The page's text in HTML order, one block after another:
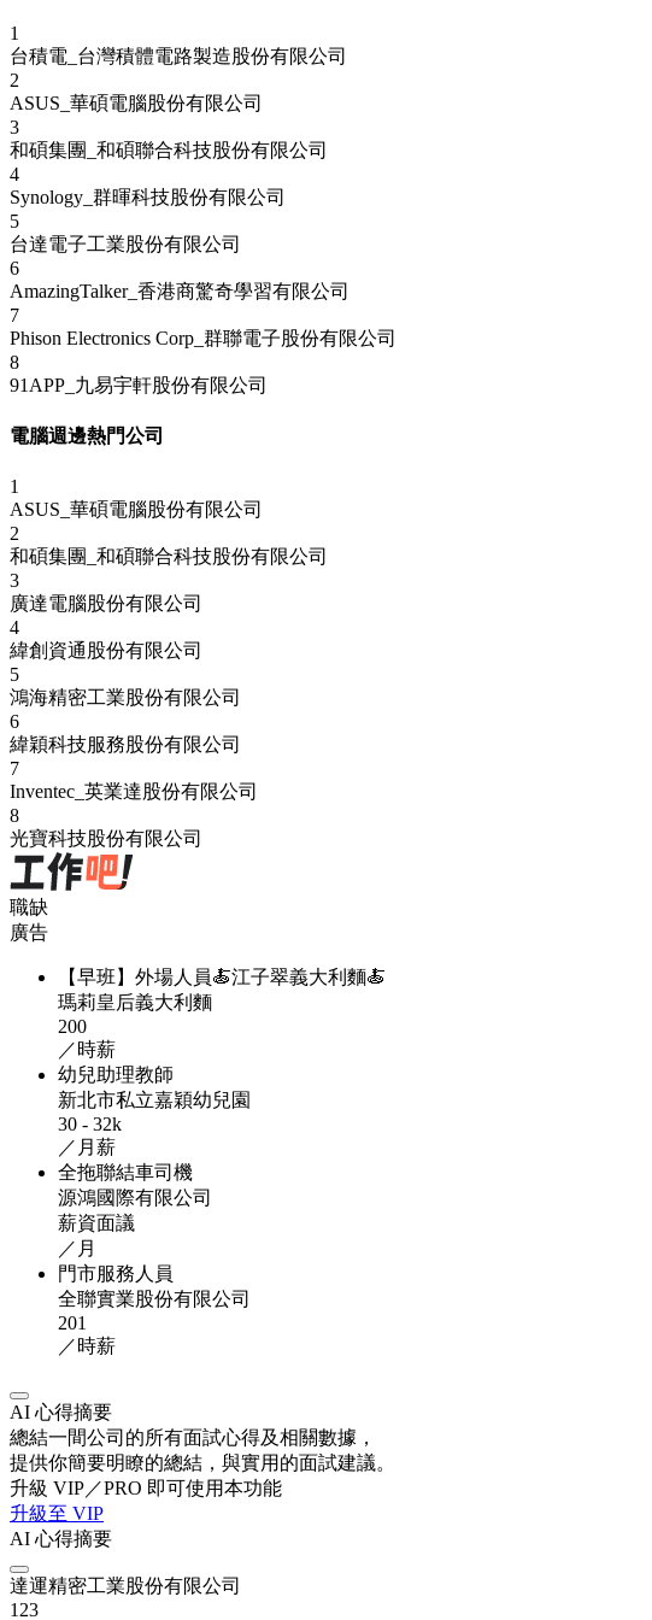
1
台積電_台灣積體電路製造股份有限公司
2
ASUS_華碩電腦股份有限公司
3
和碩集團_和碩聯合科技股份有限公司
4
Synology_群暉科技股份有限公司
5
台達電子工業股份有限公司
6
AmazingTalker_香港商驚奇學習有限公司
7
Phison Electronics Corp_群聯電子股份有限公司
8
91APP_九易宇軒股份有限公司
電腦週邊熱門公司
1
ASUS_華碩電腦股份有限公司
2
和碩集團_和碩聯合科技股份有限公司
3
廣達電腦股份有限公司
4
緯創資通股份有限公司
5
鴻海精密工業股份有限公司
6
緯穎科技服務股份有限公司
7
Inventec_英業達股份有限公司
8
光寶科技股份有限公司
職缺
廣告
【早班】外場人員🍝江子翠義大利麵🍝
瑪莉皇后義大利麵
200
／時薪
幼兒助理教師
新北市私立嘉穎幼兒園
30 - 32k
／月薪
全拖聯結車司機
源鴻國際有限公司
薪資面議
／月
門市服務人員
全聯實業股份有限公司
201
／時薪
AI 心得摘要
總結一間公司的所有面試心得及相關數據，
提供你簡要明瞭的總結，與實用的面試建議。
升級 VIP／PRO 即可使用本功能
升級至 VIP
AI 心得摘要
達運精密工業股份有限公司
123